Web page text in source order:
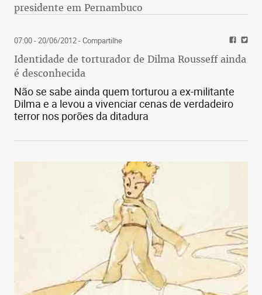
presidente em Pernambuco
07:00 - 20/06/2012- Compartilhe
Identidade de torturador de Dilma Rousseff ainda
é desconhecida
Não se sabe ainda quem torturou a ex-militante
Dilma e a levou a vivenciar cenas de verdadeiro
terror nos porões da ditadura